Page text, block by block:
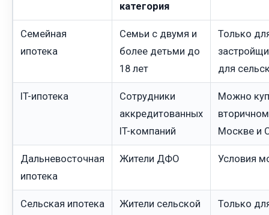
категория
Семейная
ипотека
Семьи с двумя и
более детьми до
18 лет
Только
для
IT-ипотека
Сотрудники
аккредитованных
IT-компаний
Можно
Москве и
Дальневосточная
ипотека
Жители ДФО Условия
Сельская ипотека
Жители сельской
Только